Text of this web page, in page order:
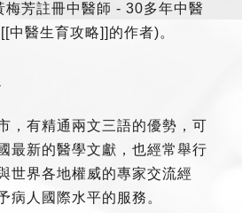
梅芳註冊中醫師 - 30多年中醫
中醫生育攻略]]的作者)。
，有精通兩文三語的優勢，可
最新的醫學文獻，也經常舉行
世界各地權威的專家交流經
病人國際水平的服務。